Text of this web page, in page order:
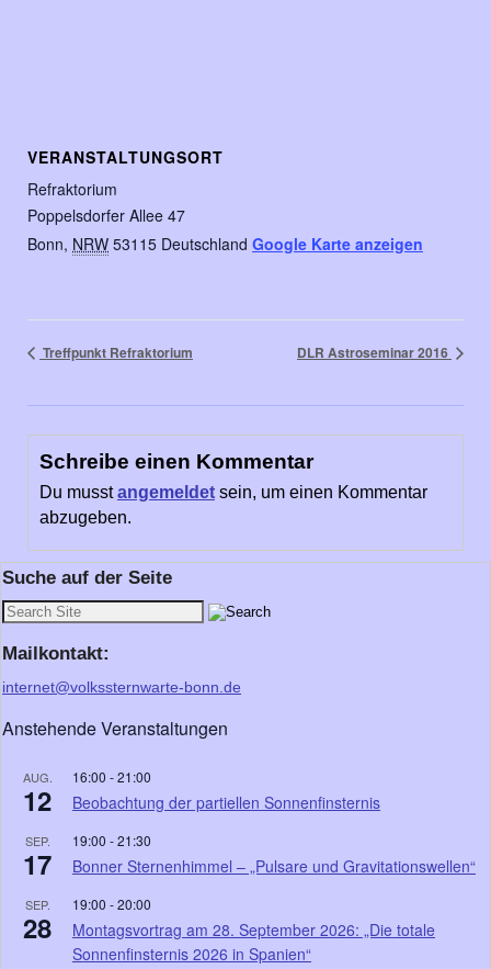
VERANSTALTUNGSORT
Refraktorium
Poppelsdorfer Allee 47
Bonn, NRW 53115 Deutschland Google Karte anzeigen
Treffpunkt Refraktorium DLR Astroseminar 2016
Schreibe einen Kommentar
Du musstangemeldet sein, um einen Kommentar
abzugeben.
Suche auf der Seite
Mailkontakt:
internet@volkssternwarte-bonn.de
Anstehende Veranstaltungen
AUG.
12
16:00 -21:00
Beobachtung der partiellen Sonnenfinsternis
SEP.
17
19:00 -21:30
Bonner Sternenhimmel – „Pulsare und Gravitationswellen“
SEP.
28
19:00 -20:00
Montagsvortrag am 28. September 2026: „Die totale
Sonnenfinsternis 2026 in Spanien“